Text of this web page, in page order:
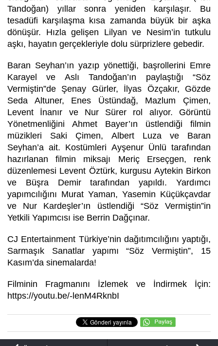
Tandoğan) yıllar sonra yeniden karşılaşır. Bu
tesadüfi karşılaşma kısa zamanda büyük bir aşka
dönüşür. Hızla gelişen Lilyan ve Nesim’in tutkulu
aşkı, hayatın gerçekleriyle dolu sürprizlere gebedir.
Baran Seyhan’ın yazıp yönettiği, başrollerini Emre
Karayel ve Aslı Tandoğan’ın paylaştığı “Söz
Vermiştin”de Şenay Gürler, İlyas Özçakır, Gözde
Seda Altuner, Enes Üstündağ, Mazlum Çimen,
Levent İnanır ve Nur Sürer rol alıyor. Görüntü
Yönetmenliğini Ahmet Bayer’ın üstlendiği filmin
müzikleri Saki Çimen, Albert Luza ve Baran
Seyhan’a ait. Kostümleri Ayşenur Ünlü tarafından
hazırlanan filmin miksajı Meriç Erseçgen, renk
düzenlemesi Levent Öztürk, kurgusu Aytekin Birkon
ve Büşra Demir tarafından yapıldı. Yardımcı
yapımcılığını Murat Yaman, Yasemin Küçükçavdar
ve Nur Kardeşler’ın üstlendiği “Söz Vermiştin”in
Yetkili Yapımcısı ise Berrin Dağçınar.
CJ Entertainment Türkiye’nin dağıtımcılığını yaptığı,
Sarmaşık Sanatlar yapımı“Söz Vermiştin”, 15
Kasım’da sinemalarda!
Filminin Fragmanını İzlemek veİndirmek İçin:
https://youtu.be/-lenM4RknbI